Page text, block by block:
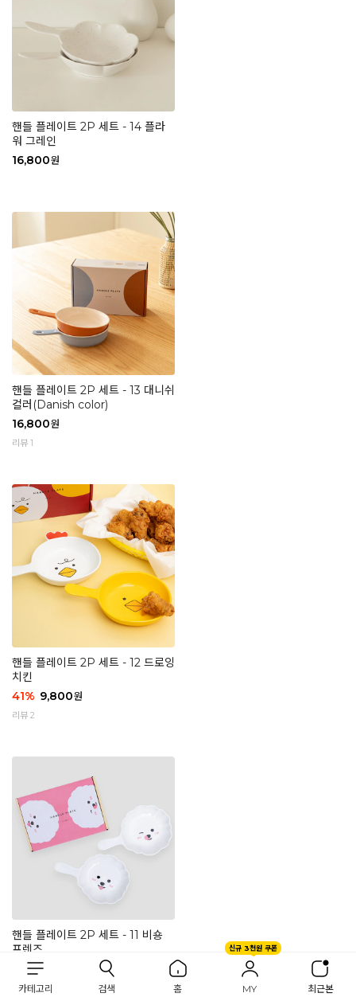
카테고리 검색 홈
신규 3천원 쿠폰
MY 최근본
핸들 플레이트 2P 세트 - 14 플라
워 그레인
16,800원
핸들 플레이트 2P 세트 - 13 대니쉬
컬러(Danish color)
16,800원
리뷰 1
핸들 플레이트 2P 세트 - 12 드로잉
치킨
41% 9,800원
리뷰 2
핸들 플레이트 2P 세트 - 11 비숑
프렌즈
16,800
리뷰 1